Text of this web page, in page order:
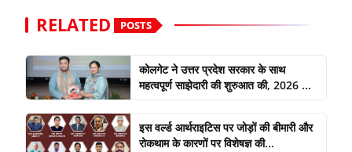
RELATED POSTS
कोलगेट ने उत्तर प्रदेश सरकार के साथ
महत्वपूर्ण साझेदारी की शुरुआत की, 2026 ...
इस वर्ल्ड आर्थराइटिस पर जोड़ों की बीमारी और
रोकथाम के कारणों पर विशेषज्ञ की...